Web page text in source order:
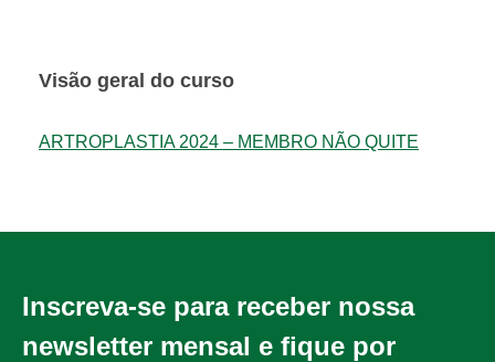
Visão geral do curso
ARTROPLASTIA 2024 – MEMBRO NÃO QUITE
Inscreva-se para receber nossa
newsletter mensal e fique por